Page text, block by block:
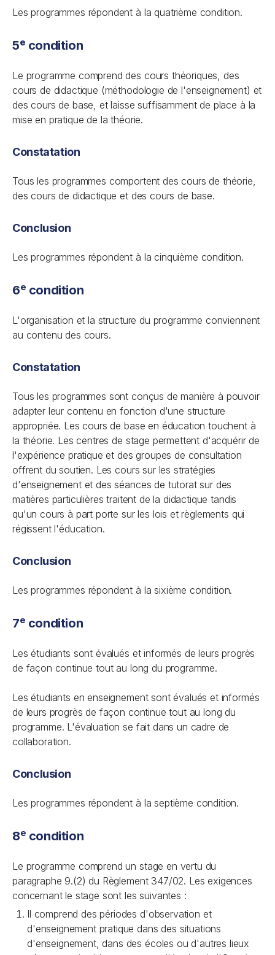
Les programmes répondent à la quatrième condition.
5e condition
Le programme comprend des cours théoriques, des
cours de didactique (méthodologie de l'enseignement) et
des cours de base, et laisse suffisamment de place à la
mise en pratique de la théorie.
Constatation
Tous les programmes comportent des cours de théorie,
des cours de didactique et des cours de base.
Conclusion
Les programmes répondent à la cinquième condition.
6e condition
L'organisation et la structure du programme conviennent
au contenu des cours.
Constatation
Tous les programmes sont conçus de manière à pouvoir
adapter leur contenu en fonction d'une structure
appropriée. Les cours de base en éducation touchent à
la théorie. Les centres de stage permettent d'acquérir de
l'expérience pratique et des groupes de consultation
offrent du soutien. Les cours sur les stratégies
d'enseignement et des séances de tutorat sur des
matières particulières traitent de la didactique tandis
qu'un cours à part porte sur les lois et règlements qui
régissent l'éducation.
Conclusion
Les programmes répondent à la sixième condition.
7e condition
Les étudiants sont évalués et informés de leurs progrès
de façon continue tout au long du programme.
Les étudiants en enseignement sont évalués et informés
de leurs progrès de façon continue tout au long du
programme. L'évaluation se fait dans un cadre de
collaboration.
Conclusion
Les programmes répondent à la septième condition.
8e condition
Le programme comprend un stage en vertu du
paragraphe 9.(2) du Règlement 347/02. Les exigences
concernant le stage sont les suivantes :
Il comprend des périodes d'observation et
d'enseignement pratique dans des situations
d'enseignement, dans des écoles ou d'autres lieux